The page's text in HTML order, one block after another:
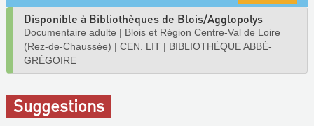
Disponible à Bibliothèques de Blois/Agglopolys
Documentaire adulte | Blois et Région Centre-Val de Loire
(Rez-de-Chaussée) | CEN. LIT | BIBLIOTHÈQUE ABBÉ-
GRÉGOIRE
Suggestions